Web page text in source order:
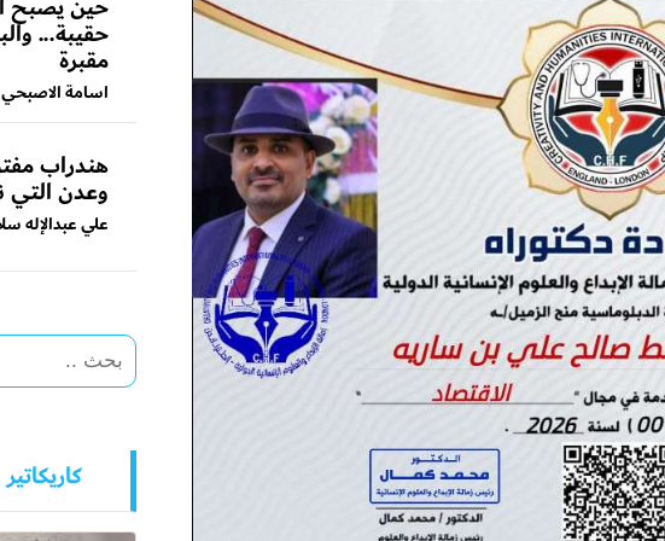
حقيبة...
مقبرة
اسامة الاصبحي
هندراب
وعدن التي
علي عبدالإله
كاريكاتير